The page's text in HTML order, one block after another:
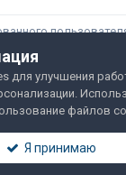
Политика
Двамп 2022-2025
для улучшения
файлов
Я принимаю